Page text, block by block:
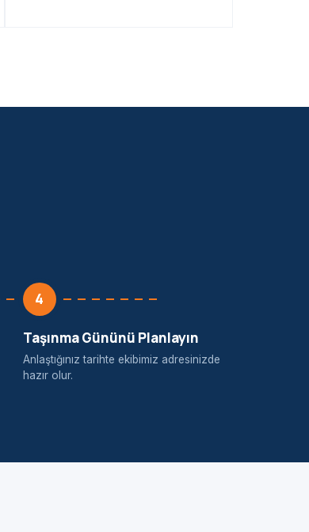
4
Taşınma Gününü Planlayın
Anlaştığınız tarihte ekibimiz adresinizde
hazır olur.